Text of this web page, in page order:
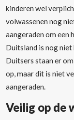
kinderen wel
volwassenen nog
aangeraden om een
Duitsland is nog niet
Duitsers staan er
op, maar dit is niet
aangeraden.
Veilig op de